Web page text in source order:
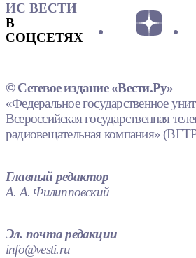
ИС ВЕСТИ
В
СОЦСЕТЯХ
© Сетевое издание «Вести.Ру»
«Федеральное государственное
Всероссийская государственная
радиовещательная компания»
Главный редактор
А. А. Филипповский
Эл. почта редакции
info@vesti.ru